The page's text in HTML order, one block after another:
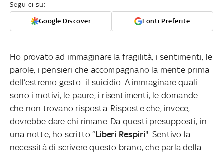
Seguici su:
Google Discover Fonti Preferite
Ho provato ad immaginare la fragilità, i sentimenti, le
parole, i pensieri che accompagnano la mente prima
dell’estremo gesto: il suicidio. A immaginare quali
sono i motivi, le paure, i risentimenti, le domande
che non trovano risposta. Risposte che, invece,
dovrebbe dare chi rimane. Da questi presupposti, in
una notte, ho scritto “Liberi Respiri". Sentivo la
necessità di scrivere questo brano, che parla della